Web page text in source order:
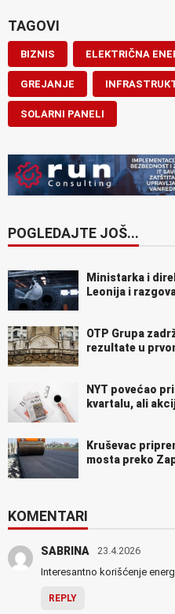
TAGOVI
BIZNIS ELEKTRIČNA
GREJANJE
SOLARNI PANELI
POGLEDAJTE JOŠ...
Ministarka i
Leonija i
OTP Grupa
rezultate u
NYT povećao
kvartalu, ali
Kruševac
mosta preko
KOMENTARI
SABRINA 23.4.2026
Interesantno korišćenje
REPLY